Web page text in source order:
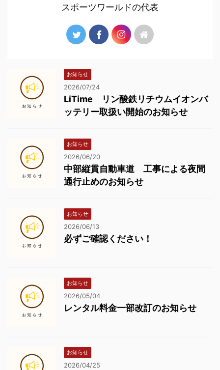
スポーツワールドの代表
お知らせ
2026/07/24
LiTime リン酸鉄リチウムイオンバ
ッテリー取扱い開始のお知らせ
お知らせ
2026/06/20
中部縦貫自動車道 工事による夜間
通行止めのお知らせ
お知らせ
2026/06/13
必ずご確認ください！
お知らせ
2026/05/04
レンタル料金一部改訂のお知らせ
お知らせ
2026/04/25